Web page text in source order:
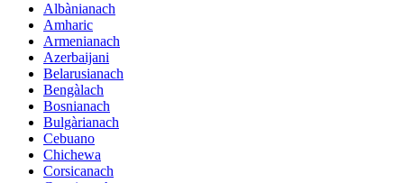
Albànianach
Amharic
Armenianach
Azerbaijani
Belarusianach
Bengàlach
Bosnianach
Bulgàrianach
Cebuano
Chichewa
Corsicanach